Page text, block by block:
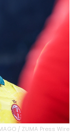
/ ZUMA Press Wire